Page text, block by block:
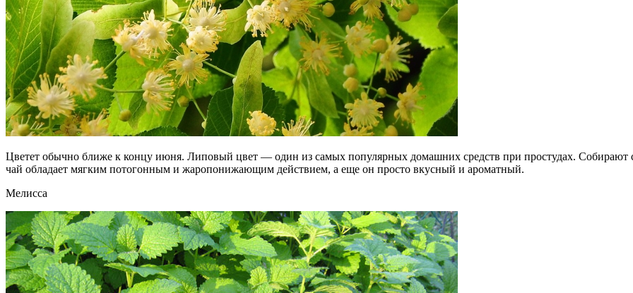
Цветет обычно ближе к концу июня. Липовый цвет — один из самых популярных домашних средств при простудах. Собирают
чай обладает мягким потогонным и жаропонижающим действием, а еще он просто вкусный и ароматный.
Мелисса